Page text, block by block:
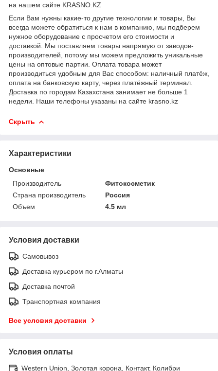
на нашем сайте KRASNO.KZ
Если Вам нужны какие-то другие технологии и товары, Вы
всегда можете обратиться к нам в компанию, мы подберем
нужное оборудование с просчетом его стоимости и
доставкой. Мы поставляем товары напрямую от заводов-
производителей, потому мы можем предложить уникальные
цены на оптовые партии. Оплата товара может
производиться удобным для Вас способом: наличный платёж,
оплата на банковскую карту, через платёжный терминал.
Доставка по городам Казахстана занимает не больше 1
недели. Наши телефоны указаны на сайте krasno.kz
Скрыть
Характеристики
Основные
Производитель
Фитокосметик
Страна производитель
Россия
Объем
4.5 мл
Условия доставки
Самовывоз
Доставка курьером по г.Алматы
Доставка почтой
Транспортная компания
Все условия доставки
Условия оплаты
Western Union, Золотая корона, Контакт, Колибри